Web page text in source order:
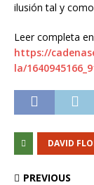
ilusión tal y
Leer completa en
https://
la/
DAVID
PREVIOUS